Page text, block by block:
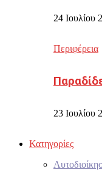
24 Ιουλίου
Περιφέρεια
23 Ιουλίου
Κατηγορίες